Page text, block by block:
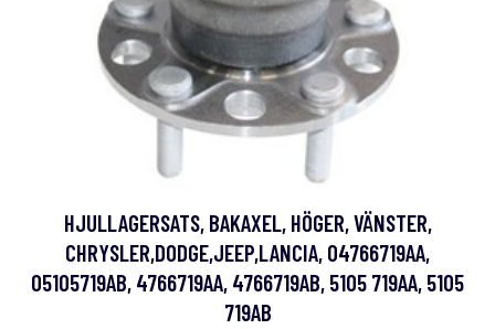
HJULLAGERSATS, BAKAXEL, HÖGER, VÄNSTER,
CHRYSLER,DODGE,JEEP,LANCIA, 04766719AA,
05105719AB, 4766719AA, 4766719AB, 5105 719AA, 5105
719AB